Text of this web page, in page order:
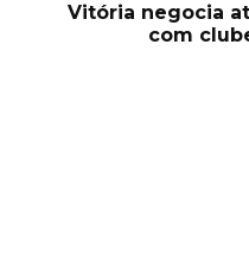
Vitória negocia
com